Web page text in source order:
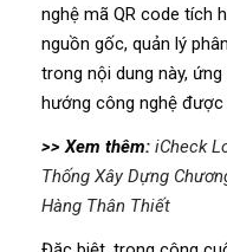
nghệ mã QR code tích
nguồn gốc, quản lý
trong nội dung này,
hướng công nghệ được
>> Xem thêm: iCheck
Thống Xây Dựng
Hàng Thân Thiết